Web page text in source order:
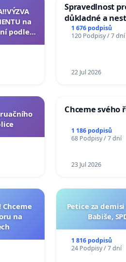
na
podle §
Spravedlnost
důkladné a
1 676 podpisů
120 Podpisy / 7 dní
22 Jul 2026
Chceme svého
1 186 podpisů
68 Podpisy / 7 dní
23 Jul 2026
Chceme
na
Petice za
Babiše,
1 816 podpisů
24 Podpisy / 7 dní